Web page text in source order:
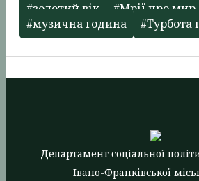
#золотий вік
#Мрії про мир
#музична година
#Турбота
Департамент соціальної
Івано-Франківської